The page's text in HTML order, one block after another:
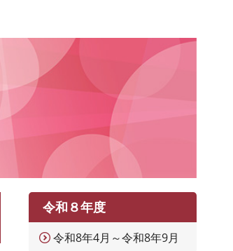
令和８年度
令和8年4月～令和8年9月